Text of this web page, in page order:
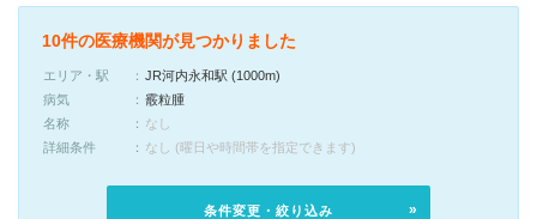
10件の医療機関が見つかりました
エリア・駅
JR河内永和駅 (1000m)
病気
霰粒腫
名称
なし
詳細条件
なし (曜日や時間帯を指定できます)
条件変更・絞り込み